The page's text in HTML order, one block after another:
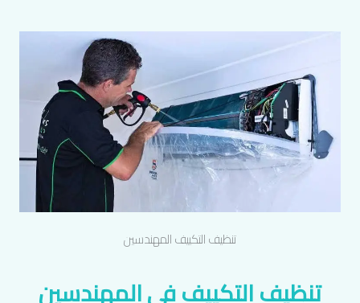
تنظيف التكييفالمهندسين
تنظيف التكييف فيالمهندسين